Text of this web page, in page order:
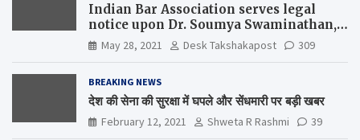
Indian Bar Association serves legal
notice upon Dr. Soumya Swaminathan,
the Chief Scientist, WHO
May 28, 2021 Desk Takshakapost 309
BREAKING NEWS
देश की सेना की सुरक्षा में घपले और सेंधमारी पर बड़ी खबर
February 12, 2021 Shweta R Rashmi 39